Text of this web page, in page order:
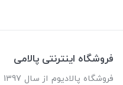
فروشگاه اینترنتی پالامی